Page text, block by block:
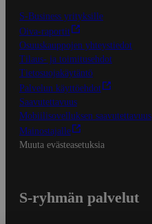
S-Business yrityksille
Oiva-raportit
Osuuskauppojen yhteystiedot
Tilaus- ja toimitusehdot
Tietosuojakäytäntö
Palvelun käyttöehdot
Saavutettavuus
Mobiilisovelluksen saavutettavuus
Mainostajalle
Muuta evästeasetuksia
S-ryhmän palvelut